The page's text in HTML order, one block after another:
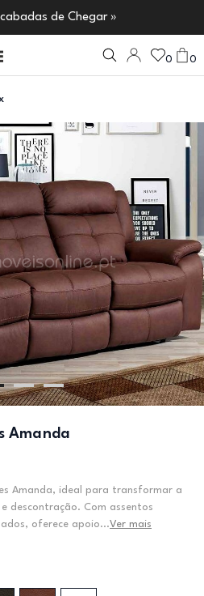
de Chegar »
0 0
Amanda
Amanda, ideal para transformar a
descontração. Com assentos
oferece apoio...Ver mais